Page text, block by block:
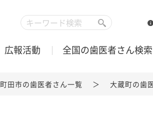
広報活動 全国の歯医者さん検索
町田市の歯医者さん一覧 大蔵町の歯